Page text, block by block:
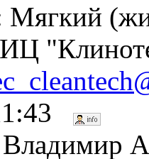
Мягкий
Владимир